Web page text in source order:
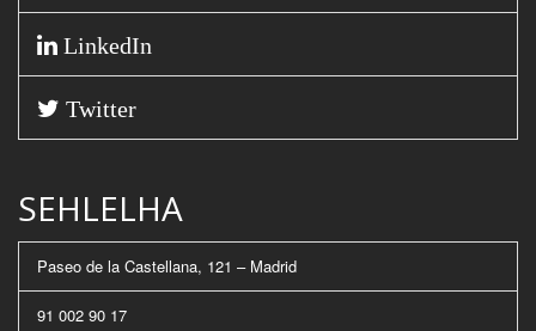
LinkedIn
Twitter
SEHLELHA
Paseo de la Castellana, 121 – Madrid
91 002 90 17